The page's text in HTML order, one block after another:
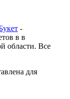
-
в в
области. Все
для